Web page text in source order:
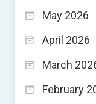
May 2026
April 2026
March
February